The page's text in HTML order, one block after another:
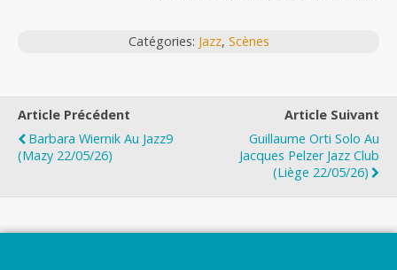
Catégories: Jazz, Scènes
Article Précédent
Barbara Wiernik Au Jazz9
(Mazy 22/05/26)
Article Suivant
Guillaume Orti Solo Au
Jacques Pelzer Jazz Club
(Liège 22/05/26)